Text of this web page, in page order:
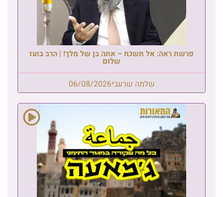
פרשת ראה: אל תשכח – אתה בן של מלך! | הרב בועז
שלום
שלמה שרעבי06/08/2026